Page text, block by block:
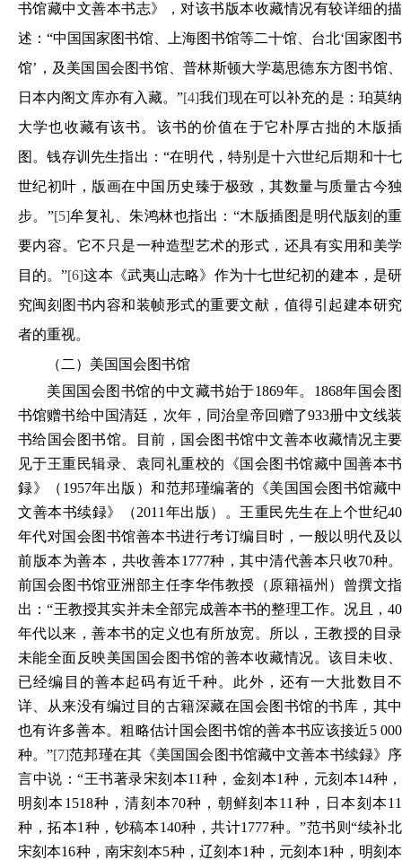
书馆藏中文善本书志》，对该书版本收藏情况有较详细的描
述：“中国国家图书馆、上海图书馆等二十馆、台北‘国家图书
馆’，及美国国会图书馆、普林斯顿大学葛思德东方图书馆、
日本内阁文库亦有入藏。”[4]我们现在可以补充的是：珀莫纳
大学也收藏有该书。该书的价值在于它朴厚古拙的木版插
图。钱存训先生指出：“在明代，特别是十六世纪后期和十七
世纪初叶，版画在中国历史臻于极致，其数量与质量古今独
步。”[5]牟复礼、朱鸿林也指出：“木版插图是明代版刻的重
要内容。它不只是一种造型艺术的形式，还具有实用和美学
目的。”[6]这本《武夷山志略》作为十七世纪初的建本，是研
究闽刻图书内容和装帧形式的重要文献，值得引起建本研究
者的重视。
（二）美国国会图书馆
美国国会图书馆的中文藏书始于1869年。1868年国会图
书馆赠书给中国清廷，次年，同治皇帝回赠了933册中文线装
书给国会图书馆。目前，国会图书馆中文善本收藏情况主要
见于王重民辑录、袁同礼重校的《国会图书馆藏中国善本书
録》（1957年出版）和范邦瑾编著的《美国国会图书馆藏中
文善本书续録》（2011年出版）。王重民先生在上个世纪40
年代对国会图书馆善本书进行考订编目时，一般以明代及以
前版本为善本，共收善本1777种，其中清代善本只收70种。
前国会图书馆亚洲部主任李华伟教授（原籍福州）曾撰文指
出：“王教授其实并未全部完成善本书的整理工作。况且，40
年代以来，善本书的定义也有所放宽。所以，王教授的目录
未能全面反映美国国会图书馆的善本收藏情况。该目未收、
已经编目的善本起码有近千种。此外，还有一大批数目不
详、从来没有编过目的古籍深藏在国会图书馆的书库，其中
也有许多善本。粗略估计国会图书馆的善本书应该接近5 000
种。”[7]范邦瑾在其《美国国会图书馆藏中文善本书续録》序
言中说：“王书著录宋刻本11种，金刻本1种，元刻本14种，
明刻本1518种，清刻本70种，朝鲜刻本11种，日本刻本11
种，拓本1种，钞稿本140种，共计1777种。”范书则“续补北
宋刻本16种，南宋刻本5种，辽刻本1种，元刻本1种，明刻本